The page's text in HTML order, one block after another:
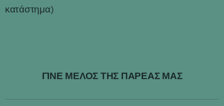
κατάστημα)
ΓΙΝΕ ΜΕΛΟΣ ΤΗΣ ΠΑΡΕΑΣ ΜΑΣ